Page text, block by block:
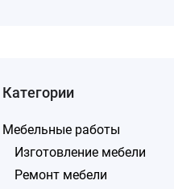
Категории
Мебельные работы
Изготовление мебели
Ремонт мебели